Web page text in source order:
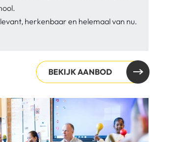
herkenbaar en helemaal van nu.
BEKIJK AANBOD